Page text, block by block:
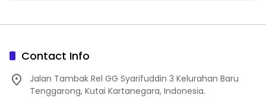
Contact Info
Jalan Tambak Rel GG Syarifuddin 3 Kelurahan Baru
Tenggarong, Kutai Kartanegara, Indonesia.